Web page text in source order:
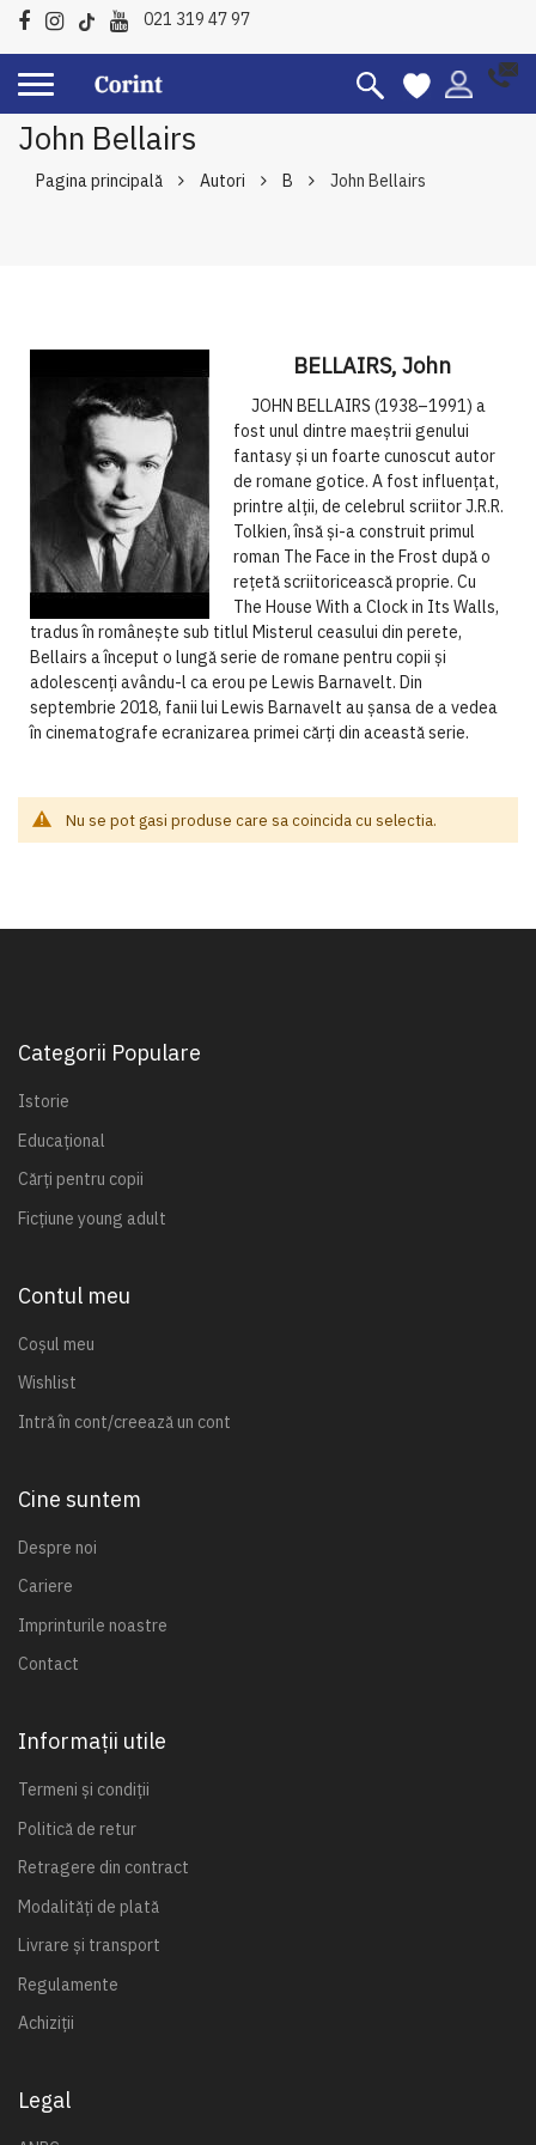
021 319 47 97
John Bellairs
Pagina principală Autori B John Bellairs
BELLAIRS, John
JOHN BELLAIRS (1938–1991) a
fost unul dintre maeștrii genului
fantasy și un foarte cunoscut autor
de romane gotice. A fost influențat,
printre alții, de celebrul scriitor J.R.R.
Tolkien, însă și-a construit primul
roman The Face in the Frost după o
rețetă scriitoricească proprie. Cu
The House With a Clock in Its Walls,
tradus în românește sub titlul Misterul ceasului din perete,
Bellairs a început o lungă serie de romane pentru copii și
adolescenți avându-l ca erou pe Lewis Barnavelt. Din
septembrie 2018, fanii lui Lewis Barnavelt au șansa de a vedea
în cinematografe ecranizarea primei cărți din această serie.
Nu se pot gasi produse care sa coincida cu selectia.
Categorii Populare
Istorie
Educațional
Cărți pentru copii
Ficțiune young adult
Contul meu
Coșul meu
Wishlist
Intră în cont/creează un cont
Cine suntem
Despre noi
Cariere
Imprinturile noastre
Contact
Informații utile
Termeni și condiții
Politică de retur
Retragere din contract
Modalități de plată
Livrare și transport
Regulamente
Achiziții
Legal